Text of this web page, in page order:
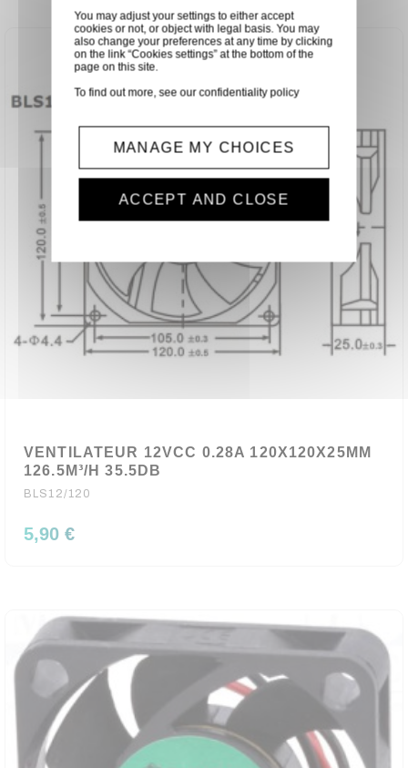
VENTILATEUR 12VCC 0.28A 120X120X25MM
126.5M³/H 35.5DB
BLS12/120
5,90 €
You may adjust your settings to either accept
cookies or not, or object with legal basis. You may
also change your preferences at any time by clicking
on the link “Cookies settings” at the bottom of the
page on this site.
To find out more, see ourconfidentiality policy
MANAGE MY CHOICES
ACCEPT AND CLOSE